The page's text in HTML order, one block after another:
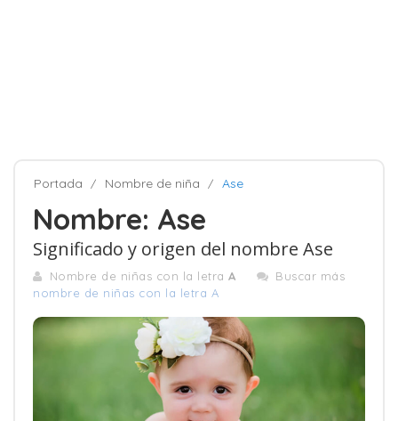
Portada Nombre de niña Ase
Nombre: Ase
Significado y origen del nombre Ase
Nombre de niñas con la letra A
Buscar más
nombre de niñas con la letra A